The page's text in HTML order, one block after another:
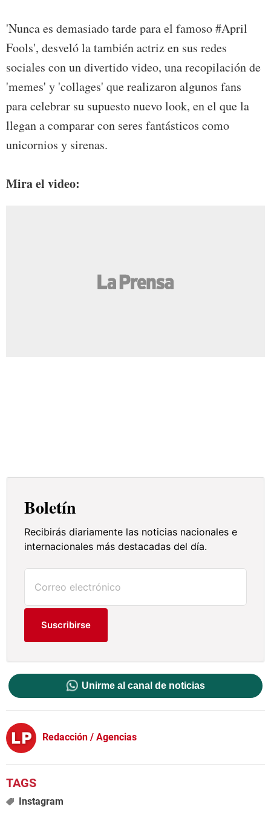
'Nunca es demasiado tarde para el famoso #April
Fools', desveló la también actriz en sus redes
sociales con un divertido video, una recopilación de
'memes' y 'collages' que realizaron algunos fans
para celebrar su supuesto nuevo look, en el que la
llegan a comparar con seres fantásticos como
unicornios y sirenas.
Mira el video:
Boletín
Recibirás diariamente las noticias nacionales e
internacionales más destacadas del día.
Suscribirse
Unirme al canal de noticias
Redacción / Agencias
Instagram